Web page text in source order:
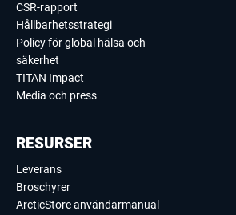
CSR-rapport
Hållbarhetsstrategi
Policy för global hälsa och
säkerhet
TITAN Impact
Media och press
RESURSER
Leverans
Broschyrer
ArcticStore användarmanual